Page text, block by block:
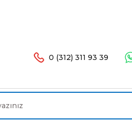
0 (312) 311 93 39